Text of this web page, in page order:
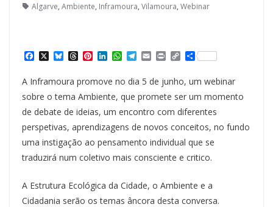
Algarve, Ambiente, Inframoura, Vilamoura, Webinar
a
e
b
o
o
k
X B
e
s
k
y
T
h
e
a
d
s
P
t
e
r
e
s
t
L
k
e
d
I
n
W
h
t
s
A
p
p
T
e
e
g
r
a
m
E
m
a
i
l
P
n
t
C
o
y
L
i
n
k
S
h
r
e
A Inframoura promove no dia 5 de junho, um webinar
sobre o tema Ambiente, que promete ser um momento
de debate de ideias, um encontro com diferentes
perspetivas, aprendizagens de novos conceitos, no fundo
uma instigação ao pensamento individual que se
traduzirá num coletivo mais consciente e critico.
A Estrutura Ecológica da Cidade, o Ambiente e a
Cidadania serão os temas âncora desta conversa.